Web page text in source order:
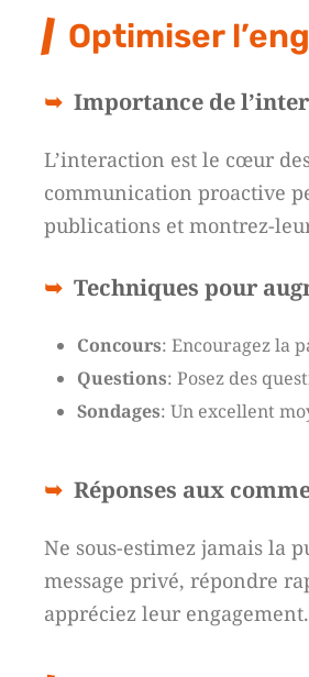
Optimiser
Importance de
L’interaction est le cœur
communication proactive
publications et montrez-
Techniques pour
Concours: Encouragez la
Questions: Posez des
Sondages: Un excellent
Réponses aux
Ne sous-estimez jamais la
message privé, répondre
appréciez leur engagement.